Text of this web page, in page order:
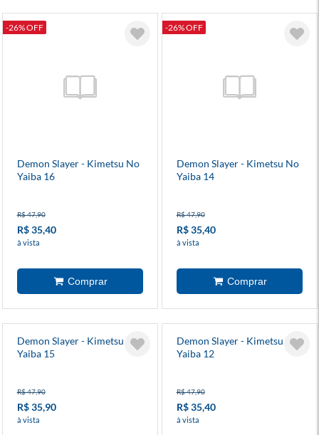
-26% OFF
Demon Slayer - Kimetsu No
Yaiba 16
R$ 47,90
R$ 35,40
à vista
-26% OFF
Demon Slayer - Kimetsu No
Yaiba 14
R$ 47,90
R$ 35,40
à vista
Demon Slayer - Kimetsu No
Yaiba 15
R$ 47,90
R$ 35,90
à vista
Demon Slayer - Kimetsu No
Yaiba 12
R$ 47,90
R$ 35,40
à vista